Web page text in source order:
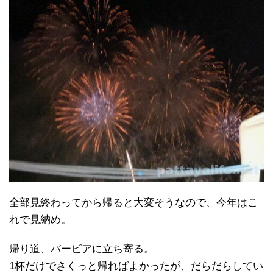
全部見終わってから帰ると大変そうなので、今年はこ
れで見納め。
帰り道、バービアに立ち寄る。
1杯だけでさくっと帰ればよかったが、だらだらしてい